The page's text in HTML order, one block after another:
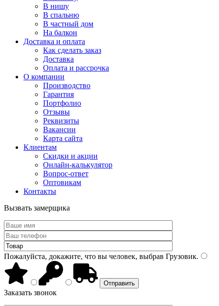
В нишу
В спальню
В частный дом
На балкон
Доставка и оплата
Как сделать заказ
Доставка
Оплата и рассрочка
О компании
Производство
Гарантия
Портфолио
Отзывы
Реквизиты
Вакансии
Карта сайта
Клиентам
Скидки и акции
Онлайн-калькулятор
Вопрос-ответ
Оптовикам
Контакты
Вызвать замерщика
Пожалуйста, докажите, что вы человек, выбрав Грузовик.
Заказать звонок